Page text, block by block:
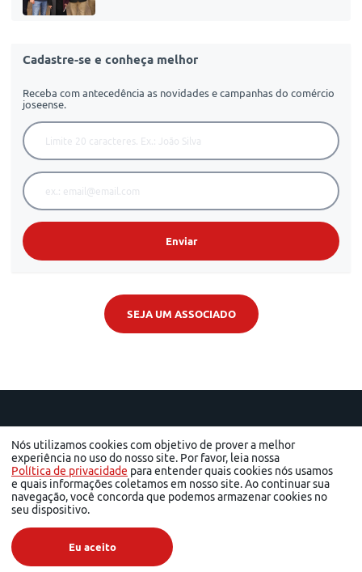
Cadastre-se e conheça melhor
Receba com antecedência as novidades e campanhas do comércio
joseense.
Enviar
SEJA UM ASSOCIADO
São José dos Campos - SP | Tel.: (12) 3904-4000
Nós utilizamos cookies com objetivo de prover a melhor
experiência no uso do nosso site. Por favor, leia nossa
Política de privacidade para entender quais cookies nós usamos
e quais informações coletamos em nosso site. Ao continuar sua
navegação, você concorda que podemos armazenar cookies no
seu dispositivo.
Eu aceito